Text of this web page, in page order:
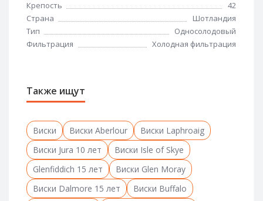
Крепость
42
Страна
Шотландия
Тип
Односолодовый
Фильтрация
Холодная фильтрация
Также ищут
Виски Виски Aberlour
Виски Laphroaig
Виски Jura 10 лет
Виски Isle of Skye
Glenfiddich 15 лет
Виски Glen Moray
Виски Dalmore 15 лет
Виски Buffalo